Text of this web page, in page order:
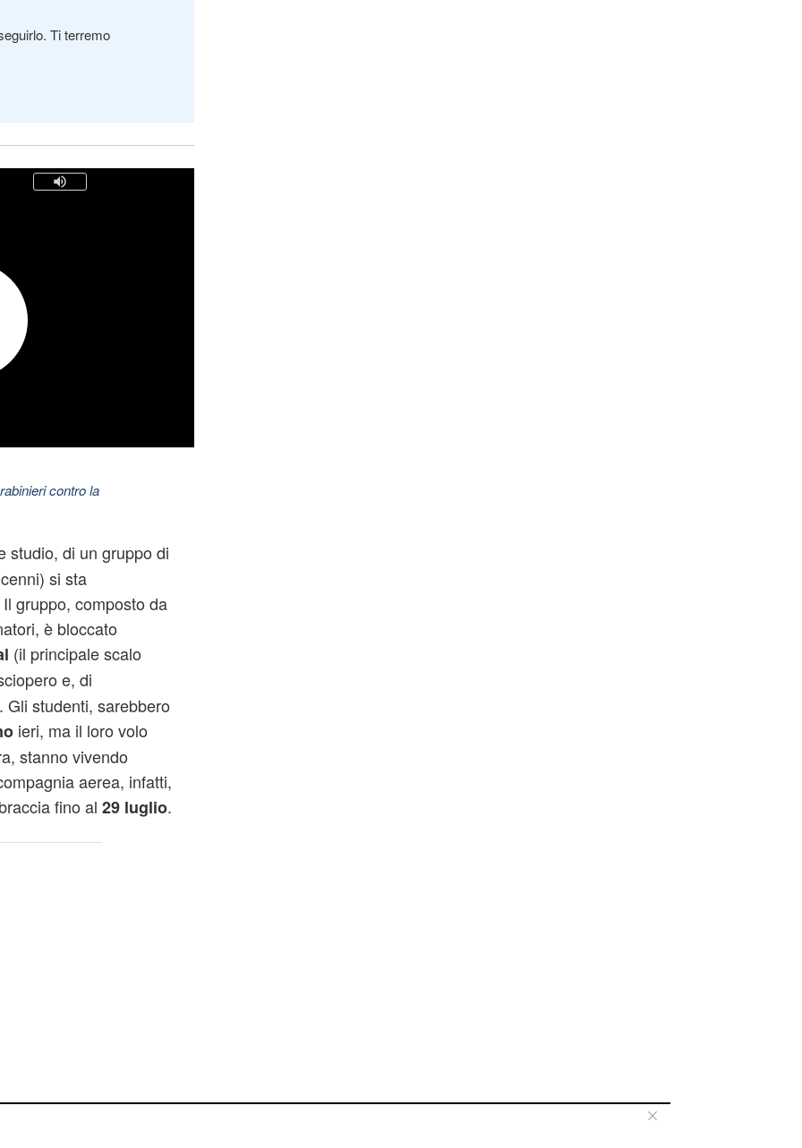
Ti terremo
contro la
studio, di un gruppo di
si sta
gruppo, composto da
è bloccato
(il principale scalo
e, di
studenti, sarebbero
ieri, ma il loro volo
stanno vivendo
aerea, infatti,
fino al 29 luglio.